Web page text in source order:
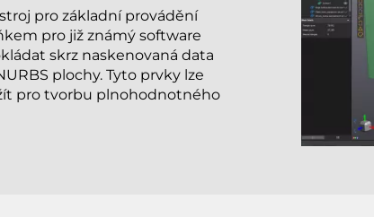
pro základní provádění
pro již známý software
skrz naskenovaná data
plochy. Tyto prvky lze
pro tvorbu plnohodnotného